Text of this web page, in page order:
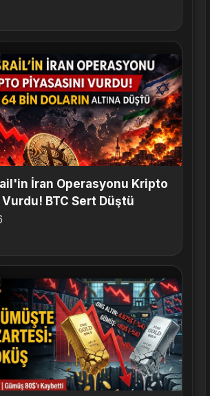
İran Operasyonu Kripto
Vurdu! BTC Sert Düştü